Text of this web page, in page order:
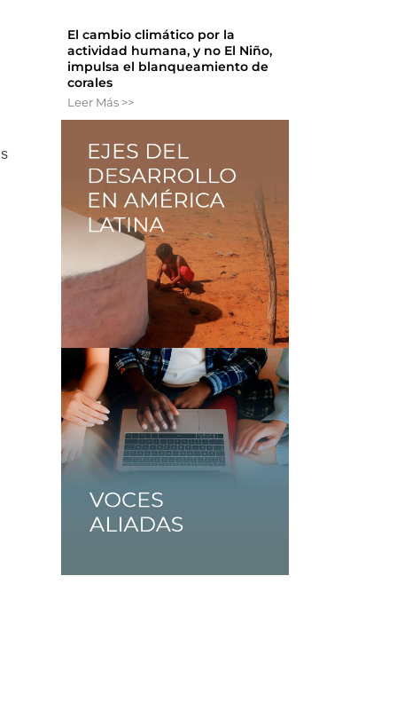
El cambio climático por la
actividad humana, y no El Niño,
impulsa el blanqueamiento de
corales
Leer Más >>